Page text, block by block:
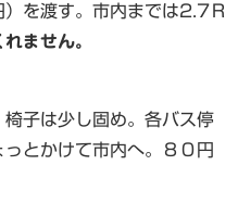
を渡す。市内までは2.7Ｒ
ません。
子は少し固め。各バス停
とかけて市内へ。８０円